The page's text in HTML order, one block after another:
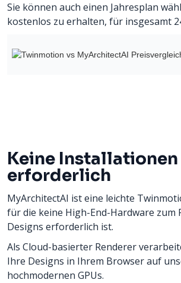
Sie können auch einen Jahresplan
kostenlos zu erhalten, für insgesamt
Keine Installationen
erforderlich
MyArchitectAI ist eine leichte
für die keine High-End-Hardware zum
Designs erforderlich ist.
Als Cloud-basierter Renderer
Ihre Designs in Ihrem Browser auf
hochmodernen GPUs.